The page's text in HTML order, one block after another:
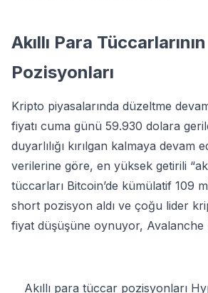
Akıllı Para
Pozisyonları
Kripto piyasalarında düzeltme
fiyatı cuma günü 59.930 dolara
duyarlılığı kırılgan kalmaya devam
verilerine göre, en yüksek getirili
tüccarları Bitcoin’de kümülatif 109
short pozisyon aldı ve çoğu lider
fiyat düşüşüne oynuyor, Avalanche
Akıllı para tüccar pozisyonları